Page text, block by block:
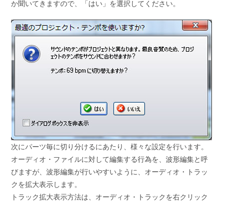
か聞いてきますので、「はい」を選択してください。
次にパーツ毎に切り分けるにあたり、様々な設定を行います。
オーディオ・ファイルに対して編集する行為を、波形編集と呼
びますが、波形編集が行いやすいように、オーディオ・トラッ
クを拡大表示します。
トラック拡大表示方法は、オーディオ・トラックを右クリック